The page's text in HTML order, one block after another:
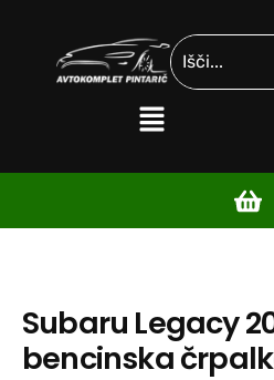
Subaru Legacy
bencinska